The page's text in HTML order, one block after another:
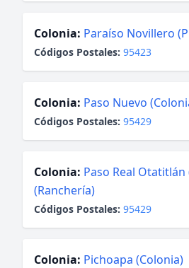
Colonia: Paraíso Novillero
Códigos Postales: 95423
Colonia: Paso Nuevo
Códigos Postales: 95429
Colonia: Paso Real Otatitlán
(Ranchería)
Códigos Postales: 95429
Colonia: Pichoapa (Colonia)